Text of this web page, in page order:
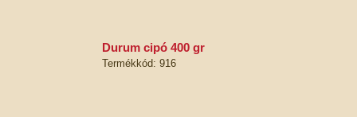
durum cipó 400 gr
Termékkód: 916